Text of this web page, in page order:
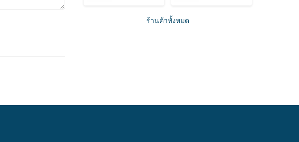
ร้านค้าทั้งหมด